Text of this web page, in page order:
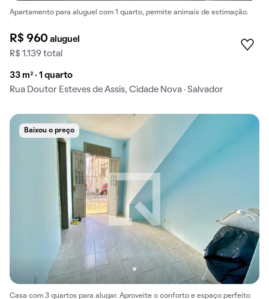
Apartamento para aluguel com 1 quarto, permite animais de estimação.
R$ 960aluguel
R$ 1.139 total
33 m² · 1 quarto
Rua Doutor Esteves de Assis, Cidade Nova · Salvador
Baixou o preço
Casa com 3 quartos para alugar. Aproveite o conforto e espaço perfeito